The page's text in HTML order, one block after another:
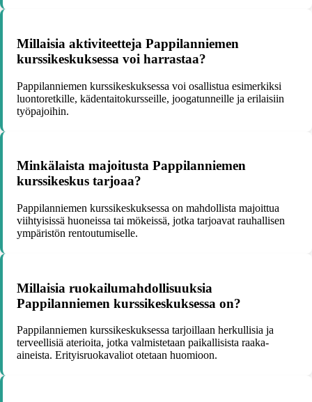
Millaisia aktiviteetteja Pappilanniemen
kurssikeskuksessa voi harrastaa?
Pappilanniemen kurssikeskuksessa voi osallistua esimerkiksi
luontoretkille, kädentaitokursseille, joogatunneille ja erilaisiin
työpajoihin.
Minkälaista majoitusta Pappilanniemen
kurssikeskus tarjoaa?
Pappilanniemen kurssikeskuksessa on mahdollista majoittua
viihtyisissä huoneissa tai mökeissä, jotka tarjoavat rauhallisen
ympäristön rentoutumiselle.
Millaisia ruokailumahdollisuuksia
Pappilanniemen kurssikeskuksessa on?
Pappilanniemen kurssikeskuksessa tarjoillaan herkullisia ja
terveellisiä aterioita, jotka valmistetaan paikallisista raaka-
aineista. Erityisruokavaliot otetaan huomioon.